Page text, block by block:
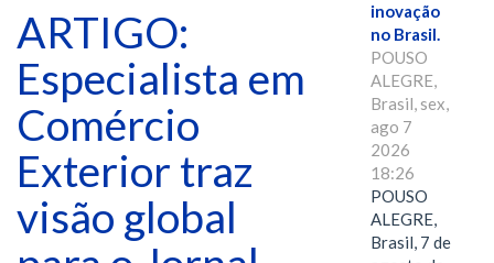
ARTIGO:
Especialista em
Comércio
Exterior traz
visão global
inovação
no Brasil.
POUSO
ALEGRE,
Brasil, sex,
ago 7
2026
18:26
POUSO
ALEGRE,
Brasil, 7 de